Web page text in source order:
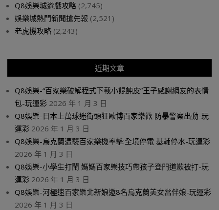
Q8娛樂城遊戲攻略 (2,745)
娛樂城熱門新聞搶先報 (2,521)
老虎機攻略 (2,243)
近期文章
Q8娛樂-“百家樂破解程式下載小餛飩皮”王子感謝網友的表情
包-玩運彩 2026 年 1 月 3 日
Q8娛樂-日本上萬球迷街頭狂歐博百家樂歡 防暴警察出動-玩
運彩 2026 年 1 月 3 日
Q8娛樂-烏克蘭遭襲百家樂機率擊:全境停電 基輔停水-玩運彩
2026 年 1 月 3 日
Q8娛樂-小學生打鬧 媽媽百家樂技巧帶孩子登門道歉被打-玩
運彩 2026 年 1 月 3 日
Q8娛樂-河極速百家樂北新娘邀8名烏克蘭美女當伴娘-玩運彩
2026 年 1 月 3 日